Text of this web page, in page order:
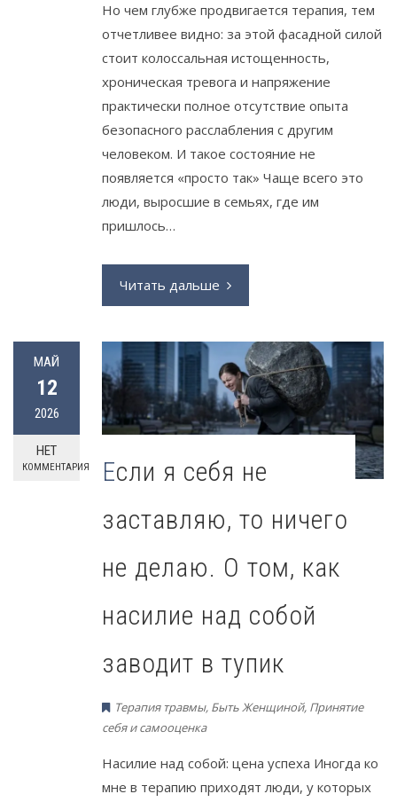
Но чем глубже продвигается терапия, тем
отчетливее видно: за этой фасадной силой
стоит колоссальная истощенность,
хроническая тревога и напряжение
практически полное отсутствие опыта
безопасного расслабления с другим
человеком. И такое состояние не
появляется «просто так» Чаще всего это
люди, выросшие в семьях, где им
пришлось…
Читать дальше
МАЙ
12
2026
НЕТ
КОММЕНТАРИЯ
Если я себя не
заставляю, то ничего
не делаю. О том, как
насилие над собой
заводит в тупик
Терапия травмы, Быть Женщиной, Принятие
себя и самооценка
Насилие над собой: цена успеха Иногда ко
мне в терапию приходят люди, у которых